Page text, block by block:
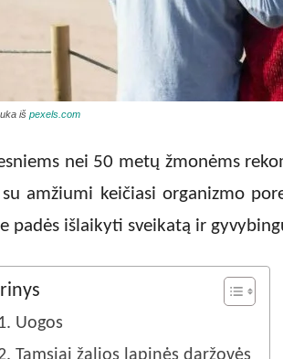
iš pexels.com
nei 50 metų žmonėms
su amžiumi keičiasi organizmo
padės išlaikyti sveikatą ir
1. Uogos